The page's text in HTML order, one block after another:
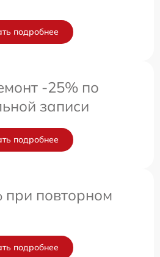
подробнее
-25% по
записи
подробнее
при повторном
подробнее